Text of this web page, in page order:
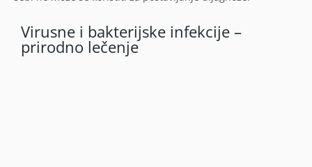
Virusne i bakterijske infekcije –
prirodno lečenje